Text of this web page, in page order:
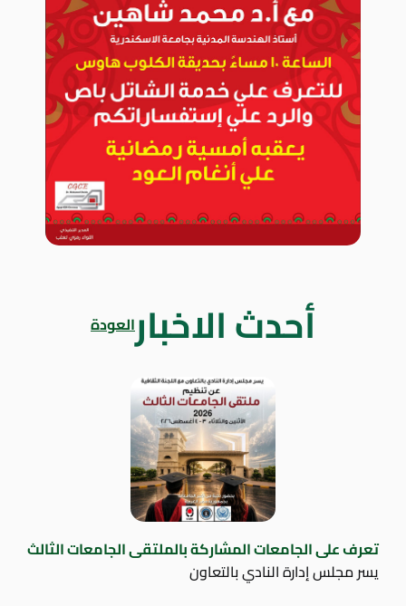
أحدث الاخبارالعودة
تعرف على الجامعات المشاركة بالملتقى الجامعات الثالث
يسر مجلس إدارة النادي بالتعاون